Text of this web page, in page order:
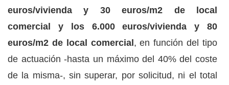
euros/vivienda y 30 euros/m2 de local
comercial y los 6.000 euros/vivienda y 80
euros/m2 de local comercial , en función del tipo
de actuación -hasta un máximo del 40% del coste
de la misma-, sin superar, por solicitud, ni el total